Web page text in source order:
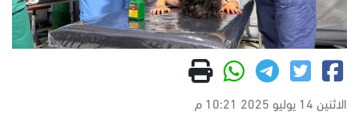
الاثنين 14 يوليو 2025 10:21 م